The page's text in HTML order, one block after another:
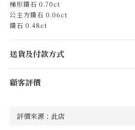
梯形鑽石 0.70ct
公主方鑽石 0.06ct
鑽石 0.48ct
送貨及付款方式
顧客評價